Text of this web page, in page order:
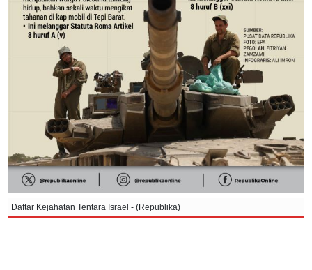
Daftar Kejahatan Tentara Israel - (Republika)